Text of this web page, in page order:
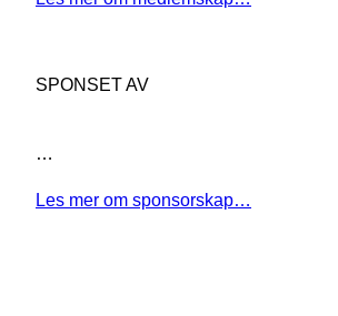
SPONSET AV
…
Les mer om sponsorskap…